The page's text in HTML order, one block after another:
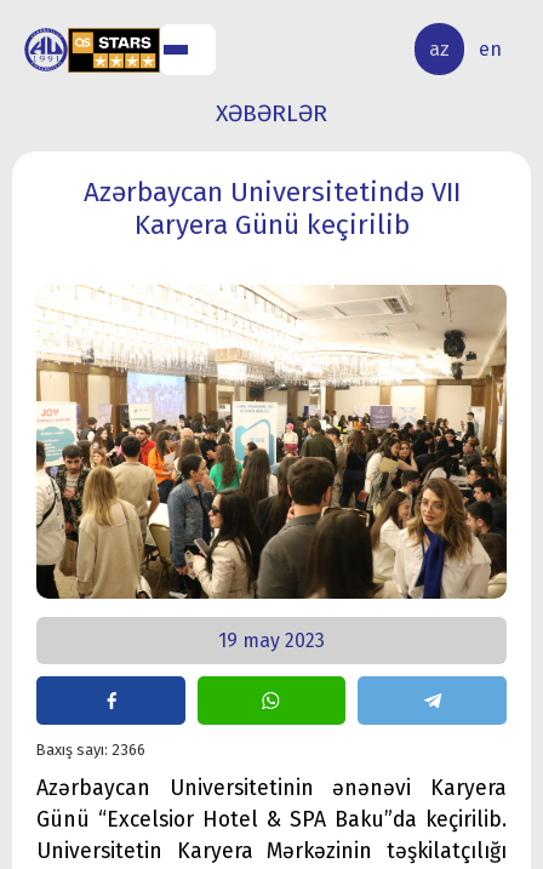
az en
ELMİ
TƏDQİQAT
XƏBƏRLƏR
Azərbaycan Universitetində VII
Karyera Günü keçirilib
19 may 2023
Baxış sayı: 2366
Azərbaycan Universitetinin ənənəvi Karyera
Günü “Excelsior Hotel & SPA Baku”da keçirilib.
Universitetin Karyera Mərkəzinin təşkilatçılığı